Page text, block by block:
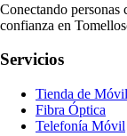
Conectando
confianza en
Servicios
Tienda de
Fibra Óptica
Telefonía Móvil